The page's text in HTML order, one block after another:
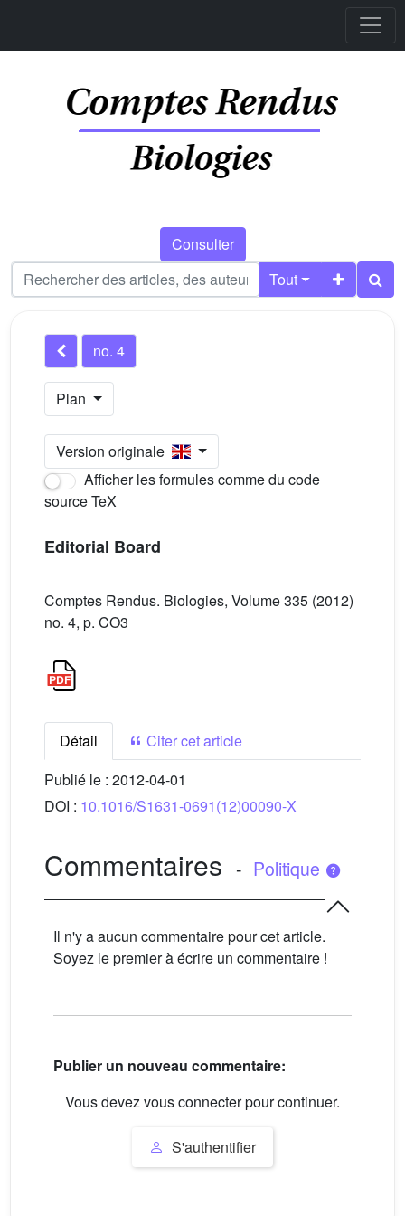
Consulter
Tout
no. 4
Plan
Version originale
Afficher les formules comme du code
source TeX
Editorial Board
Comptes Rendus. Biologies, Volume 335 (2012)
no. 4, p. CO3
Détail
Citer cet article
Publié le : 2012-04-01
DOI : 10.1016/S1631-0691(12)00090-X
Commentaires - Politique
Il n'y a aucun commentaire pour cet article.
Soyez le premier à écrire un commentaire !
Publier un nouveau commentaire:
Vous devez vous connecter pour continuer.
S'authentifier